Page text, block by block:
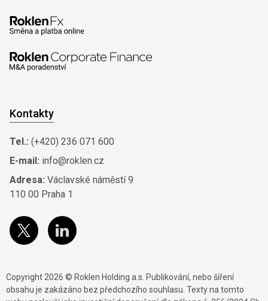
Kontakty
Tel.: (+420) 236 071 600
E-mail: info@roklen.cz
Adresa: Václavské náměstí 9
110 00 Praha 1
Copyright 2026 © Roklen Holding a.s. Publikování, nebo šíření
obsahu je zakázáno bez předchozího souhlasu. Texty na tomto